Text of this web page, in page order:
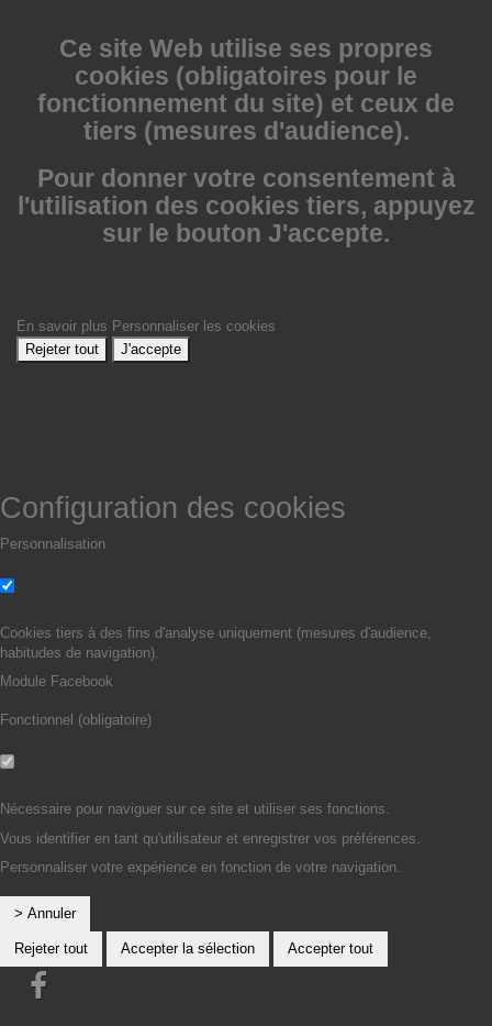
Ce site Web utilise ses propres
cookies (obligatoires pour le
fonctionnement du site) et ceux de
tiers (mesures d'audience).
Pour donner votre consentement à
l'utilisation des cookies tiers, appuyez
sur le bouton J'accepte.
En savoir plus Personnaliser les cookies
Rejeter tout
J'accepte
Configuration des cookies
Personnalisation
Cookies tiers à des fins d'analyse uniquement (mesures d'audience,
habitudes de navigation).
Module Facebook
Fonctionnel (obligatoire)
Nécessaire pour naviguer sur ce site et utiliser ses fonctions.
Vous identifier en tant qu'utilisateur et enregistrer vos préférences.
Personnaliser votre expérience en fonction de votre navigation.
> Annuler
Rejeter tout Accepter la sélection Accepter tout